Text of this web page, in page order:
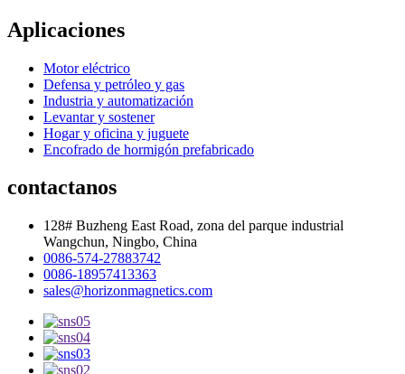
Aplicaciones
Motor eléctrico
Defensa y petróleo y gas
Industria y automatización
Levantar y sostener
Hogar y oficina y juguete
Encofrado de hormigón prefabricado
contactanos
128# Buzheng East Road, zona del parque industrial
Wangchun, Ningbo, China
0086-574-27883742
0086-18957413363
sales@horizonmagnetics.com